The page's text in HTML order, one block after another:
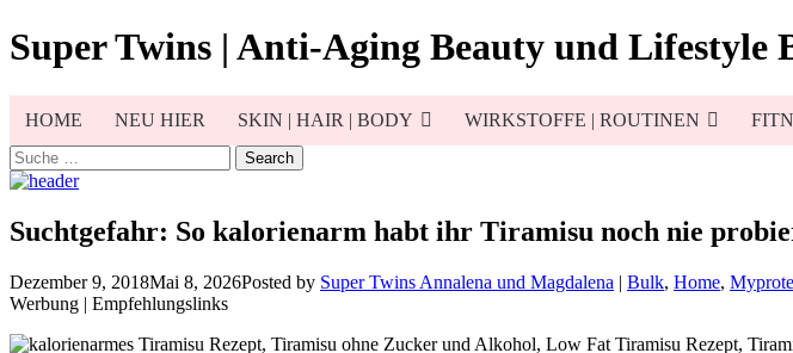
Skip
to
Super Twins | Anti-Aging Beauty und Lifestyle
HOME NEU HIER SKIN | HAIR | BODY WIRKSTOFFE | ROUTINEN
Search
for:
Suchtgefahr: So kalorienarm habt ihr Tiramisu noch nie
Dezember 9, 2018Mai 8, 2026Posted by Super Twins Annalena und Magdalena | Bulk, Home,
Werbung | Empfehlungslinks